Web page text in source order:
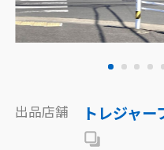
出品店舗 トレジャ